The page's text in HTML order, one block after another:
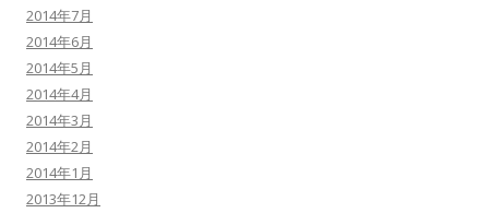
2014年7月
2014年6月
2014年5月
2014年4月
2014年3月
2014年2月
2014年1月
2013年12月